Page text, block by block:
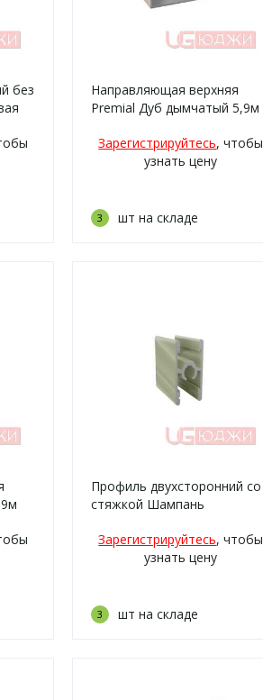
без
Направляющая верхняя
Premial Дуб дымчатый 5,9м
Зарегистрируйтесь, чтобы
узнать цену
3 шт на складе
Профиль двухсторонний со
стяжкой Шампань
Зарегистрируйтесь, чтобы
узнать цену
3 шт на складе